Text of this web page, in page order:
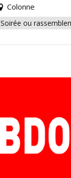
Colonne
Soirée ou